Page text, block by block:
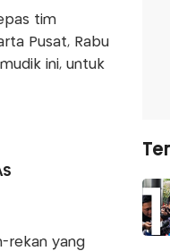
tim
Pusat, Rabu
ini, untuk
rekan yang